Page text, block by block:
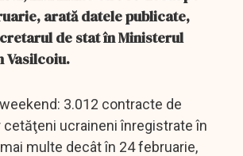
arată datele publicate,
de stat în Ministerul
Vasilcoiu.
3.012 contracte de
cetăţeni ucraineni înregistrate în
multe decât în 24 februarie,